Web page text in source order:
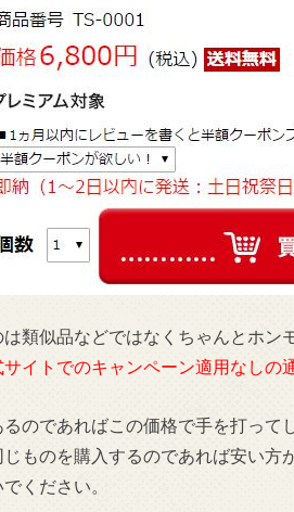
類似品などではなくちゃんとホ
イトでのキャンペーン適用なしの
るのであればこの価格で手を打っ
じものを購入するのであれば安い
ください。